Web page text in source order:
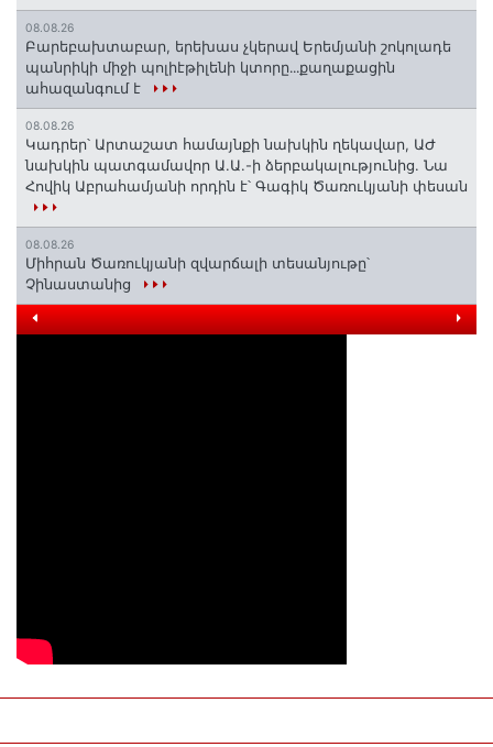
08.08.26
Բարեբախտաբար, երեխաս չկերավ Երեմյանի շոկոլադե
պանրիկի միջի պոլիէթիլենի կտորը․․․քաղաքացին
ահազանգում է
08.08.26
Կադրեր՝ Արտաշատ համայնքի նախկին ղեկավար, ԱԺ
նախկին պատգամավոր Ա.Ա.-ի ձերբակալությունից. Նա
Հովիկ Աբրահամյանի որդին է՝ Գագիկ Ծառուկյանի փեսան
08.08.26
Միհրան Ծառուկյանի զվարճալի տեսանյութը՝
Չինաստանից